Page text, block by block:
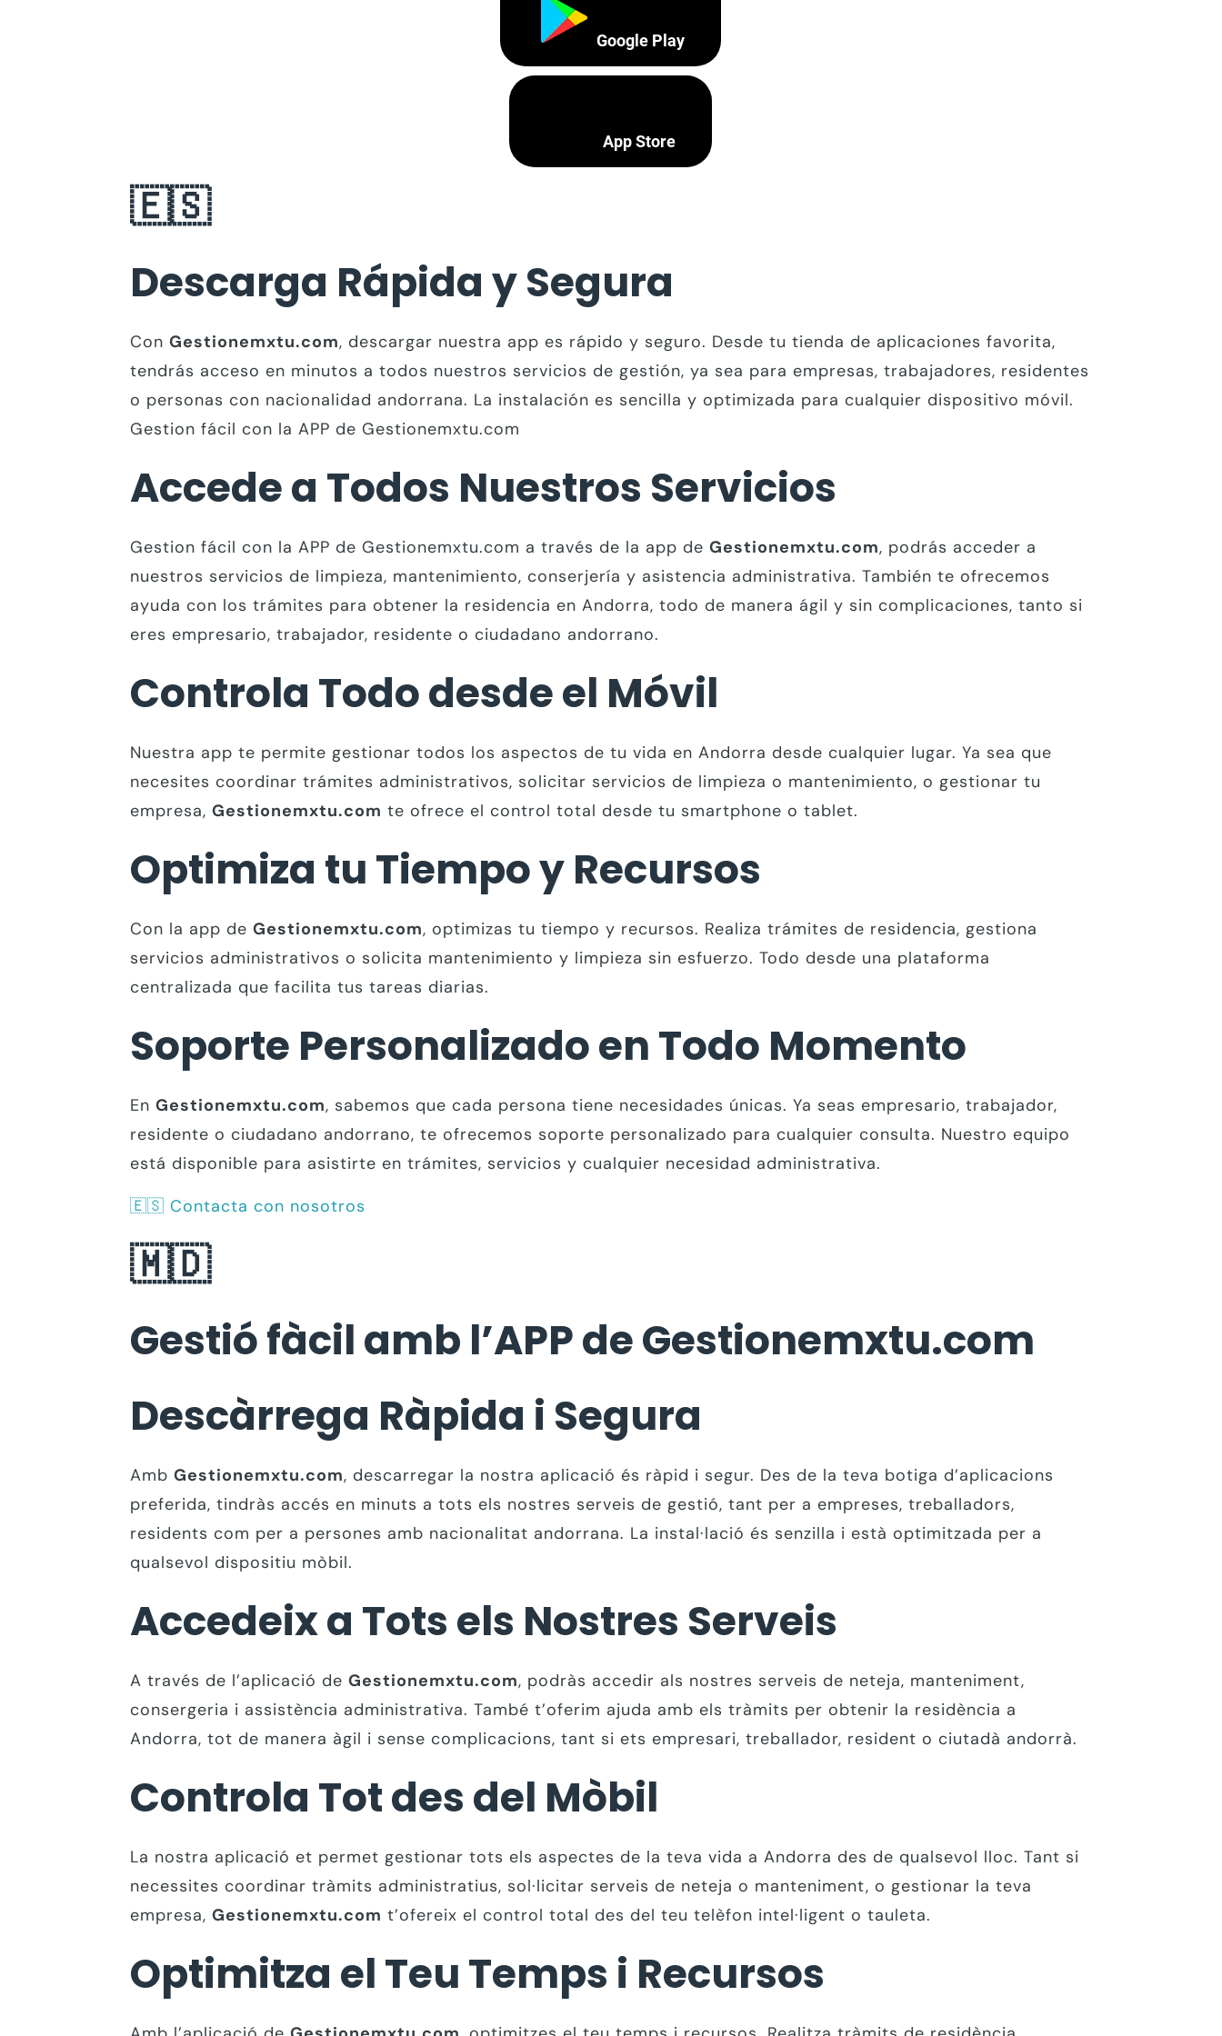
Google Play
App Store
🇪🇸
Descarga Rápida y Segura
Con Gestionemxtu.com, descargar nuestra app es rápido y seguro. Desde tu tienda de aplicaciones favorita,
tendrás acceso en minutos a todos nuestros servicios de gestión, ya sea para empresas, trabajadores, residentes
o personas con nacionalidad andorrana. La instalación es sencilla y optimizada para cualquier dispositivo móvil.
Gestion fácil con la APP de Gestionemxtu.com
Accede a Todos Nuestros Servicios
Gestion fácil con la APP de Gestionemxtu.com a través de la app de Gestionemxtu.com, podrás acceder a
nuestros servicios de limpieza, mantenimiento, conserjería y asistencia administrativa. También te ofrecemos
ayuda con los trámites para obtener la residencia en Andorra, todo de manera ágil y sin complicaciones, tanto si
eres empresario, trabajador, residente o ciudadano andorrano.
Controla Todo desde el Móvil
Nuestra app te permite gestionar todos los aspectos de tu vida en Andorra desde cualquier lugar. Ya sea que
necesites coordinar trámites administrativos, solicitar servicios de limpieza o mantenimiento, o gestionar tu
empresa, Gestionemxtu.com te ofrece el control total desde tu smartphone o tablet.
Optimiza tu Tiempo y Recursos
Con la app de Gestionemxtu.com, optimizas tu tiempo y recursos. Realiza trámites de residencia, gestiona
servicios administrativos o solicita mantenimiento y limpieza sin esfuerzo. Todo desde una plataforma
centralizada que facilita tus tareas diarias.
Soporte Personalizado en Todo Momento
En Gestionemxtu.com, sabemos que cada persona tiene necesidades únicas. Ya seas empresario, trabajador,
residente o ciudadano andorrano, te ofrecemos soporte personalizado para cualquier consulta. Nuestro equipo
está disponible para asistirte en trámites, servicios y cualquier necesidad administrativa.
🇪🇸 Contacta con nosotros
🇲🇩
Gestió fàcil amb l’APP de Gestionemxtu.com
Descàrrega Ràpida i Segura
Amb Gestionemxtu.com, descarregar la nostra aplicació és ràpid i segur. Des de la teva botiga d’aplicacions
preferida, tindràs accés en minuts a tots els nostres serveis de gestió, tant per a empreses, treballadors,
residents com per a persones amb nacionalitat andorrana. La instal·lació és senzilla i està optimitzada per a
qualsevol dispositiu mòbil.
Accedeix a Tots els Nostres Serveis
A través de l’aplicació de Gestionemxtu.com, podràs accedir als nostres serveis de neteja, manteniment,
consergeria i assistència administrativa. També t’oferim ajuda amb els tràmits per obtenir la residència a
Andorra, tot de manera àgil i sense complicacions, tant si ets empresari, treballador, resident o ciutadà andorrà.
Controla Tot des del Mòbil
La nostra aplicació et permet gestionar tots els aspectes de la teva vida a Andorra des de qualsevol lloc. Tant si
necessites coordinar tràmits administratius, sol·licitar serveis de neteja o manteniment, o gestionar la teva
empresa, Gestionemxtu.com t’ofereix el control total des del teu telèfon intel·ligent o tauleta.
Optimitza el Teu Temps i Recursos